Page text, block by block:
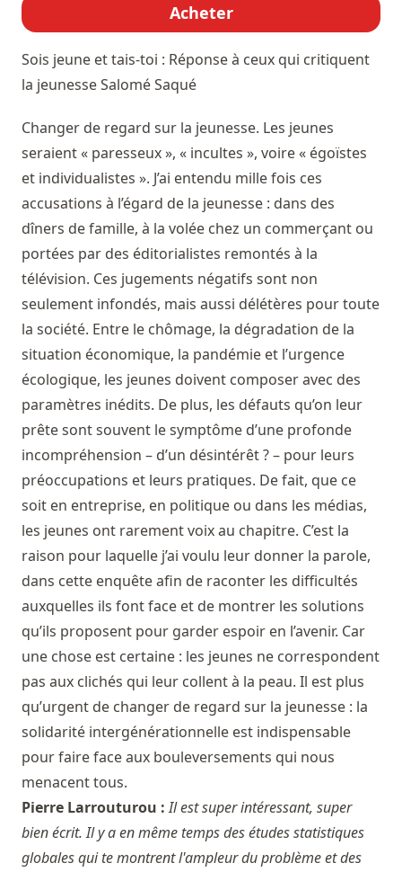
Acheter
Sois jeune et tais-toi : Réponse à ceux qui critiquent
la jeunesseSalomé Saqué
Changer de regard sur la jeunesse. Les jeunes
seraient « paresseux », « incultes », voire « égoïstes
et individualistes ». J’ai entendu mille fois ces
accusations à l’égard de la jeunesse : dans des
dîners de famille, à la volée chez un commerçant ou
portées par des éditorialistes remontés à la
télévision. Ces jugements négatifs sont non
seulement infondés, mais aussi délétères pour toute
la société. Entre le chômage, la dégradation de la
situation économique, la pandémie et l’urgence
écologique, les jeunes doivent composer avec des
paramètres inédits. De plus, les défauts qu’on leur
prête sont souvent le symptôme d’une profonde
incompréhension – d’un désintérêt ? – pour leurs
préoccupations et leurs pratiques. De fait, que ce
soit en entreprise, en politique ou dans les médias,
les jeunes ont rarement voix au chapitre. C’est la
raison pour laquelle j’ai voulu leur donner la parole,
dans cette enquête afin de raconter les difficultés
auxquelles ils font face et de montrer les solutions
qu’ils proposent pour garder espoir en l’avenir. Car
une chose est certaine : les jeunes ne correspondent
pas aux clichés qui leur collent à la peau. Il est plus
qu’urgent de changer de regard sur la jeunesse : la
solidarité intergénérationnelle est indispensable
pour faire face aux bouleversements qui nous
menacent tous.
Pierre Larrouturou :Il est super intéressant, super
bien écrit. Il y a en même temps des études statistiques
globales qui te montrent l'ampleur du problème et des